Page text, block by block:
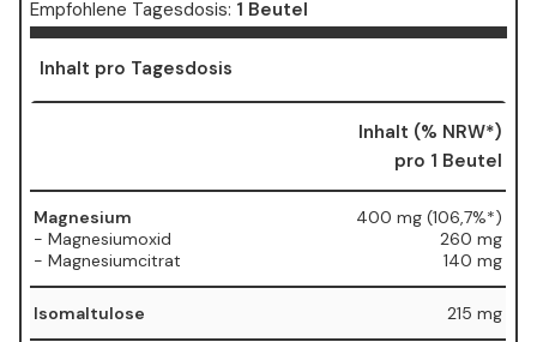
Empfohlene Tagesdosis: 1 Beutel
Inhalt pro Tagesdosis
Inhalt (% NRW*)
pro 1 Beutel
Magnesium
- Magnesiumoxid
- Magnesiumcitrat
400 mg (106,7%*)
260 mg
140 mg
Isomaltulose 215 mg